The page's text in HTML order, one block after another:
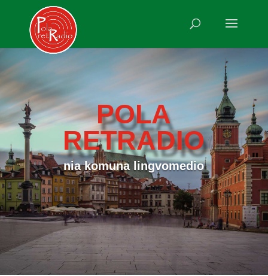
POLA
RETRADIO
nia komuna lingvomedio